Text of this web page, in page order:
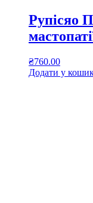
Рупісяо
₴760.00
Додати у